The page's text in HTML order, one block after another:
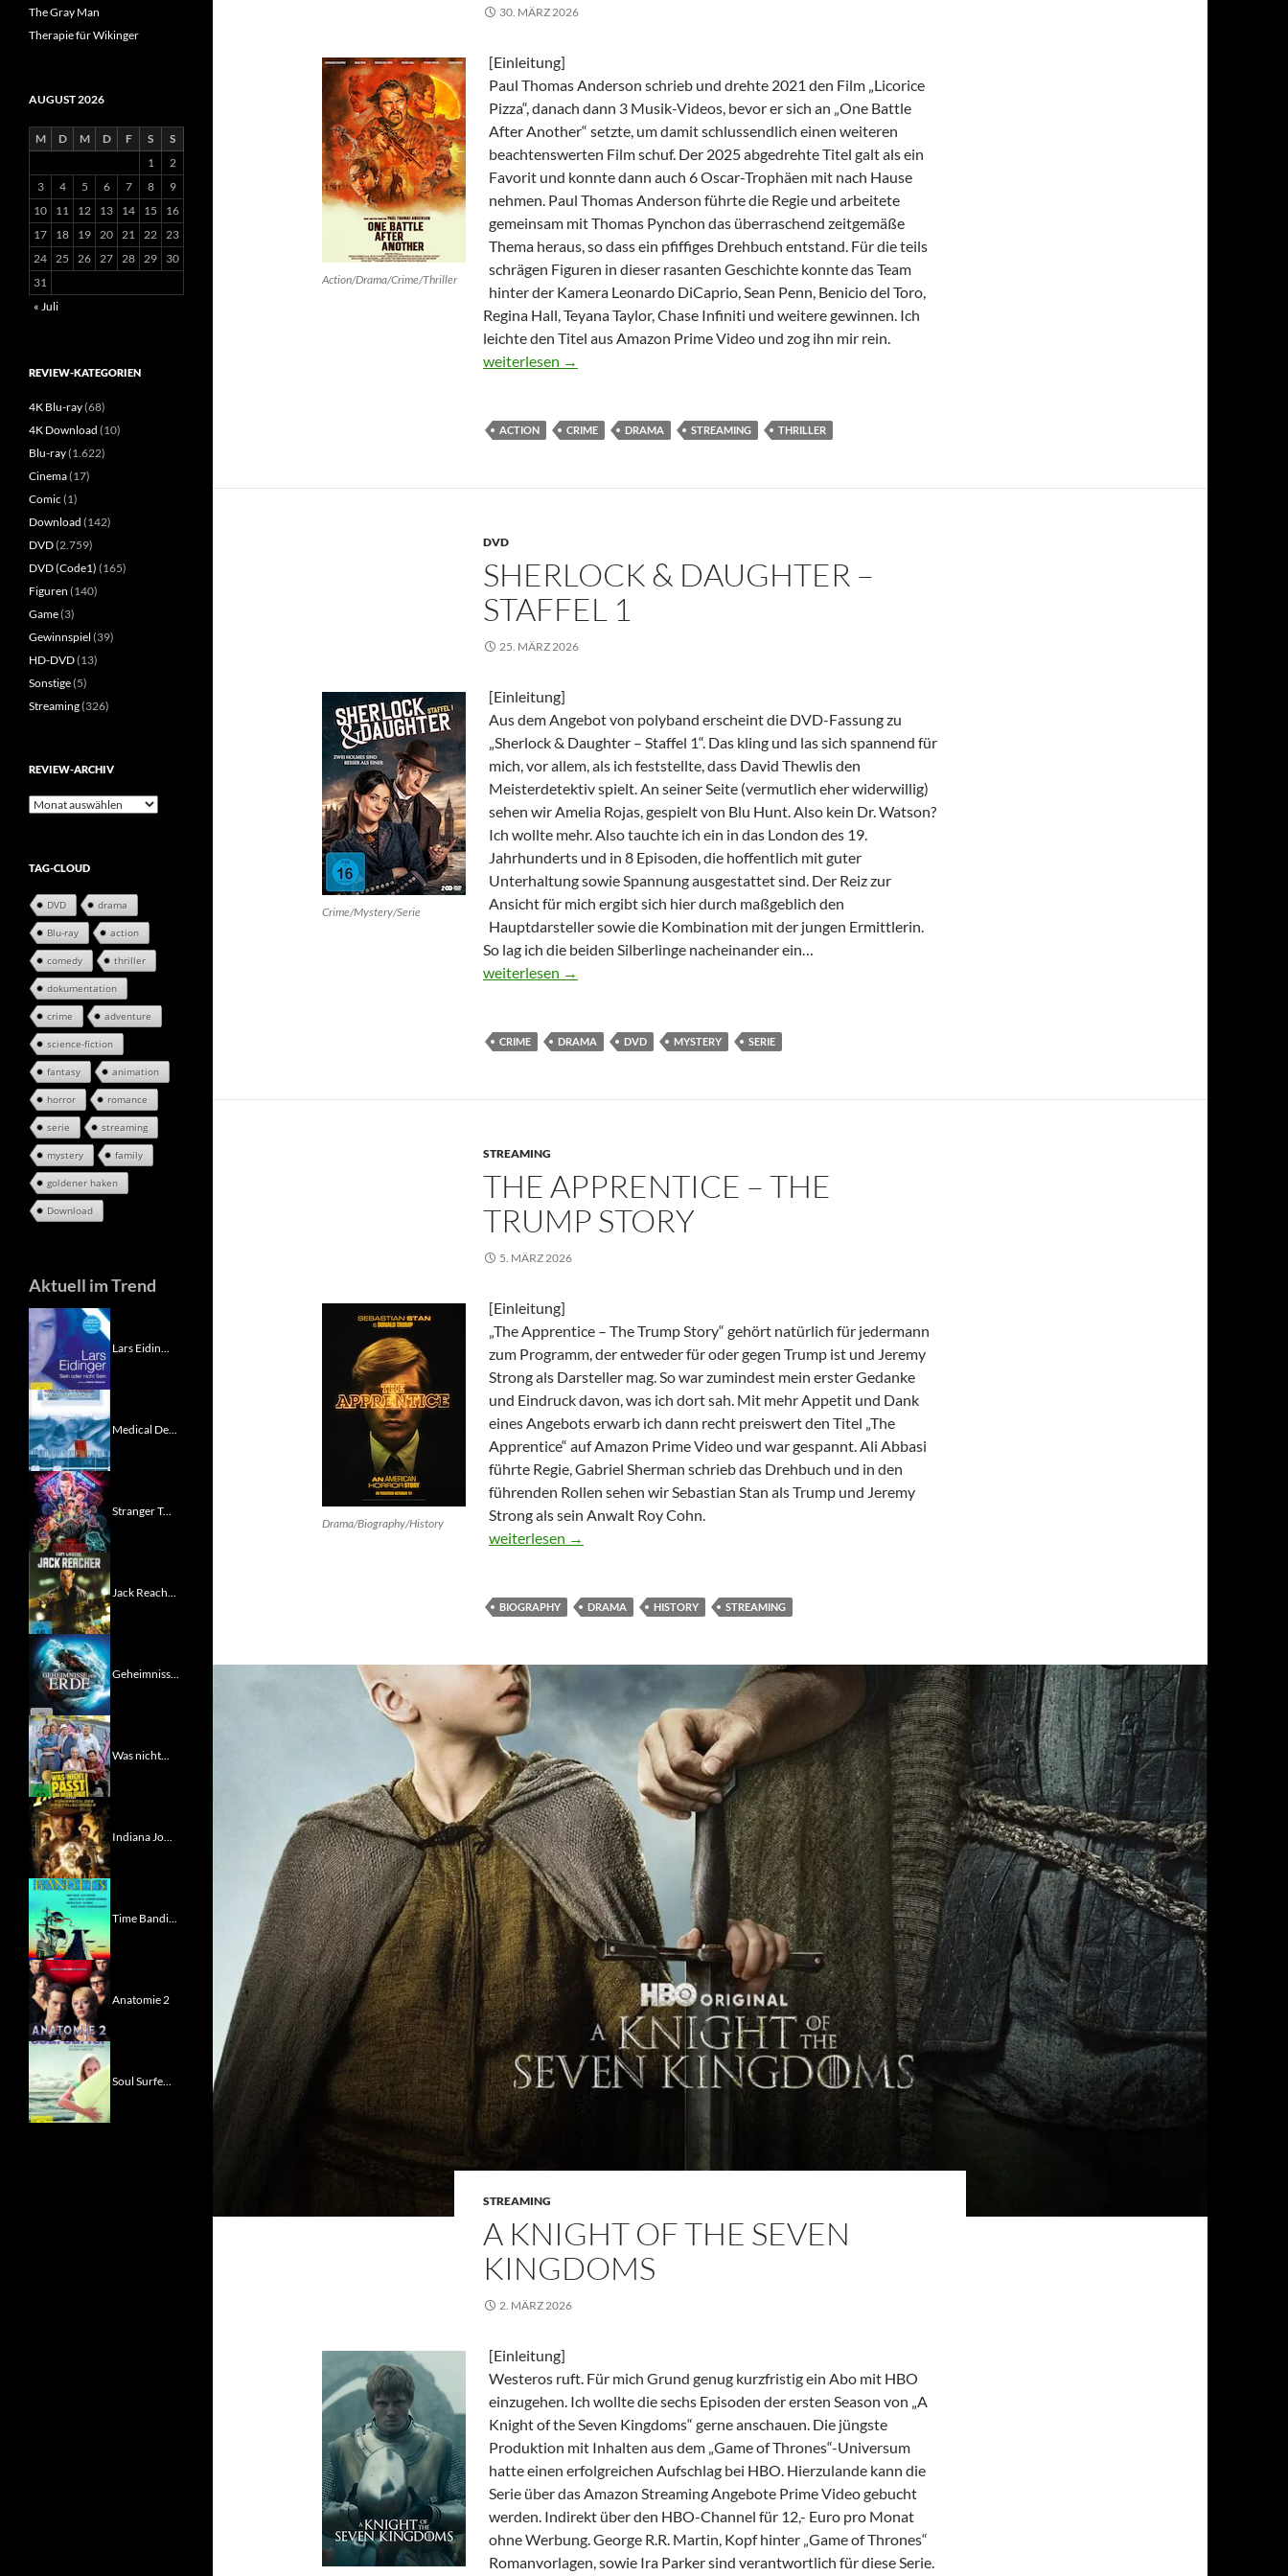
30. MÄRZ 2026
Action/Drama/Crime/Thriller
[Einleitung]
Paul Thomas Anderson schrieb und drehte 2021 den Film „Licorice
Pizza“, danach dann 3 Musik-Videos, bevor er sich an „One Battle
After Another“ setzte, um damit schlussendlich einen weiteren
beachtenswerten Film schuf. Der 2025 abgedrehte Titel galt als ein
Favorit und konnte dann auch 6 Oscar-Trophäen mit nach Hause
nehmen. Paul Thomas Anderson führte die Regie und arbeitete
gemeinsam mit Thomas Pynchon das überraschend zeitgemäße
Thema heraus, so dass ein pfiffiges Drehbuch entstand. Für die teils
schrägen Figuren in dieser rasanten Geschichte konnte das Team
hinter der Kamera Leonardo DiCaprio, Sean Penn, Benicio del Toro,
Regina Hall, Teyana Taylor, Chase Infiniti und weitere gewinnen. Ich
leichte den Titel aus Amazon Prime Video und zog ihn mir rein.
One Battle After Another
weiterlesen →
ACTION CRIME DRAMA STREAMING THRILLER
DVD
SHERLOCK & DAUGHTER –
STAFFEL 1
25. MÄRZ 2026
Crime/Mystery/Serie
[Einleitung]
Aus dem Angebot von polyband erscheint die DVD-Fassung zu
„Sherlock & Daughter – Staffel 1“. Das kling und las sich spannend für
mich, vor allem, als ich feststellte, dass David Thewlis den
Meisterdetektiv spielt. An seiner Seite (vermutlich eher widerwillig)
sehen wir Amelia Rojas, gespielt von Blu Hunt. Also kein Dr. Watson?
Ich wollte mehr. Also tauchte ich ein in das London des 19.
Jahrhunderts und in 8 Episoden, die hoffentlich mit guter
Unterhaltung sowie Spannung ausgestattet sind. Der Reiz zur
Ansicht für mich ergibt sich hier durch maßgeblich den
Hauptdarsteller sowie die Kombination mit der jungen Ermittlerin.
So lag ich die beiden Silberlinge nacheinander ein…
Sherlock & Daughter – Staffel 1
weiterlesen →
CRIME DRAMA DVD MYSTERY SERIE
STREAMING
THE APPRENTICE – THE
TRUMP STORY
5. MÄRZ 2026
Drama/Biography/History
[Einleitung]
„The Apprentice – The Trump Story“ gehört natürlich für jedermann
zum Programm, der entweder für oder gegen Trump ist und Jeremy
Strong als Darsteller mag. So war zumindest mein erster Gedanke
und Eindruck davon, was ich dort sah. Mit mehr Appetit und Dank
eines Angebots erwarb ich dann recht preiswert den Titel „The
Apprentice“ auf Amazon Prime Video und war gespannt. Ali Abbasi
führte Regie, Gabriel Sherman schrieb das Drehbuch und in den
führenden Rollen sehen wir Sebastian Stan als Trump und Jeremy
Strong als sein Anwalt Roy Cohn.
The Apprentice – The Trump Story
weiterlesen →
BIOGRAPHY DRAMA HISTORY STREAMING
STREAMING
A KNIGHT OF THE SEVEN
KINGDOMS
2. MÄRZ 2026
[Einleitung]
Westeros ruft. Für mich Grund genug kurzfristig ein Abo mit HBO
einzugehen. Ich wollte die sechs Episoden der ersten Season von „A
Knight of the Seven Kingdoms“ gerne anschauen. Die jüngste
Produktion mit Inhalten aus dem „Game of Thrones“-Universum
hatte einen erfolgreichen Aufschlag bei HBO. Hierzulande kann die
Serie über das Amazon Streaming Angebote Prime Video gebucht
werden. Indirekt über den HBO-Channel für 12,- Euro pro Monat
ohne Werbung. George R.R. Martin, Kopf hinter „Game of Thrones“
Romanvorlagen, sowie Ira Parker sind verantwortlich für diese Serie.
The Gray Man
Therapie für Wikinger
AUGUST 2026
M D M D F S
S
1
2
3
4 5 6 7 8
9
10
11 12 13 14 15
16
17
18 19 20 21 22 23
24 25 26 27 28 29
30
31
« Juli
REVIEW-KATEGORIEN
4K Blu-ray(68)
4K Download (10)
Blu-ray(1.622)
Cinema(17)
Comic (1)
Download (142)
DVD(2.759)
DVD (Code1) (165)
Figuren (140)
Game(3)
Gewinnspiel (39)
HD-DVD(13)
Sonstige(5)
Streaming(326)
REVIEW-ARCHIV
Review-
TAG-CLOUD
DVD drama
Blu-ray action
comedy thriller
dokumentation
crime adventure
science-fiction
fantasy animation
horror romance
serie streaming
mystery family
goldener haken
Download
Aktuell im Trend
Lars Eidin...
Medical De...
Stranger T...
Jack Reach...
Geheimniss...
Was nicht...
Indiana Jo...
Time Bandi...
Anatomie 2
Soul Surfe...